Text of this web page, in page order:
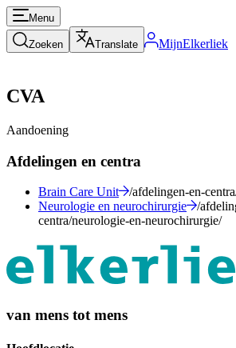
Menu
Zoeken Translate MijnElkerliek
CVA
Aandoening
Afdelingen en centra
Brain Care Unit
/afdelingen-en-
Neurologie en neurochirurgie
/
centra/neurologie-en-neurochirurgie/
van mens tot mens